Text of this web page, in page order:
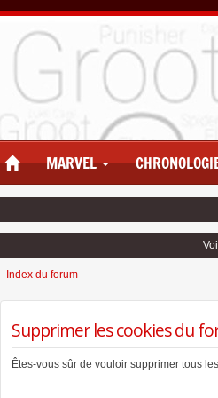
MARVEL
Index du forum
Supprimer les cookies du
Êtes-vous sûr de vouloir supprimer tous